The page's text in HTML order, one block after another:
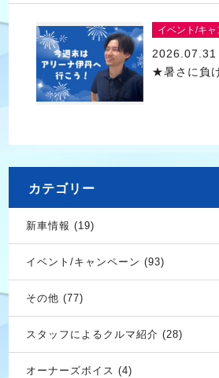
イベント/キャ
2026.07.31
★暑さに負
カテゴリー
新車情報 (19)
イベント/キャンペーン (93)
その他 (77)
スタッフによるクルマ紹介 (28)
オーナーズボイス (4)